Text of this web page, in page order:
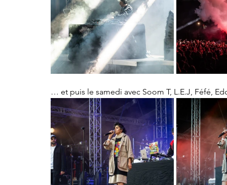
… et puis le samedi avec Soom T, L.E.J, Féfé,